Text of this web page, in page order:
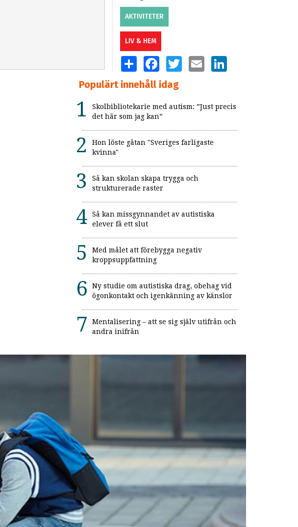
AKTIVITETER
LIV & HEM
SHARE FACEBOOKTWITTEREMAIL LINKEDIN
Populärt innehåll idag
Skolbibliotekarie med autism: ”Just precis
det här som jag kan”
Hon löste gåtan "Sveriges farligaste
kvinna"
Så kan skolan skapa trygga och
strukturerade raster
Så kan missgynnandet av autistiska
elever få ett slut
Med målet att förebygga negativ
kroppsuppfattning
Ny studie om autistiska drag, obehag vid
ögonkontakt och igenkänning av känslor
Mentalisering – att se sig själv utifrån och
andra inifrån